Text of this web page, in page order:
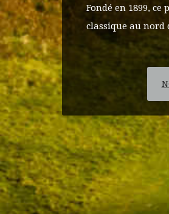
Fondé en 1899,
classique au nord